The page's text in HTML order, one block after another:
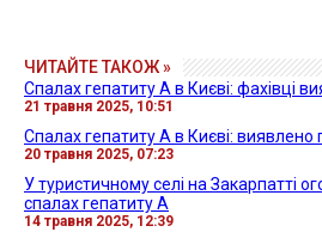
ЧИТАЙТЕ ТАКОЖ »
Спалах гепатиту А в Києві: фахівці
21 травня 2025, 10:51
Спалах гепатиту А в Києві:
20 травня 2025, 07:23
У туристичному селі на Закарпатті
спалах гепатиту А
14 травня 2025, 12:39